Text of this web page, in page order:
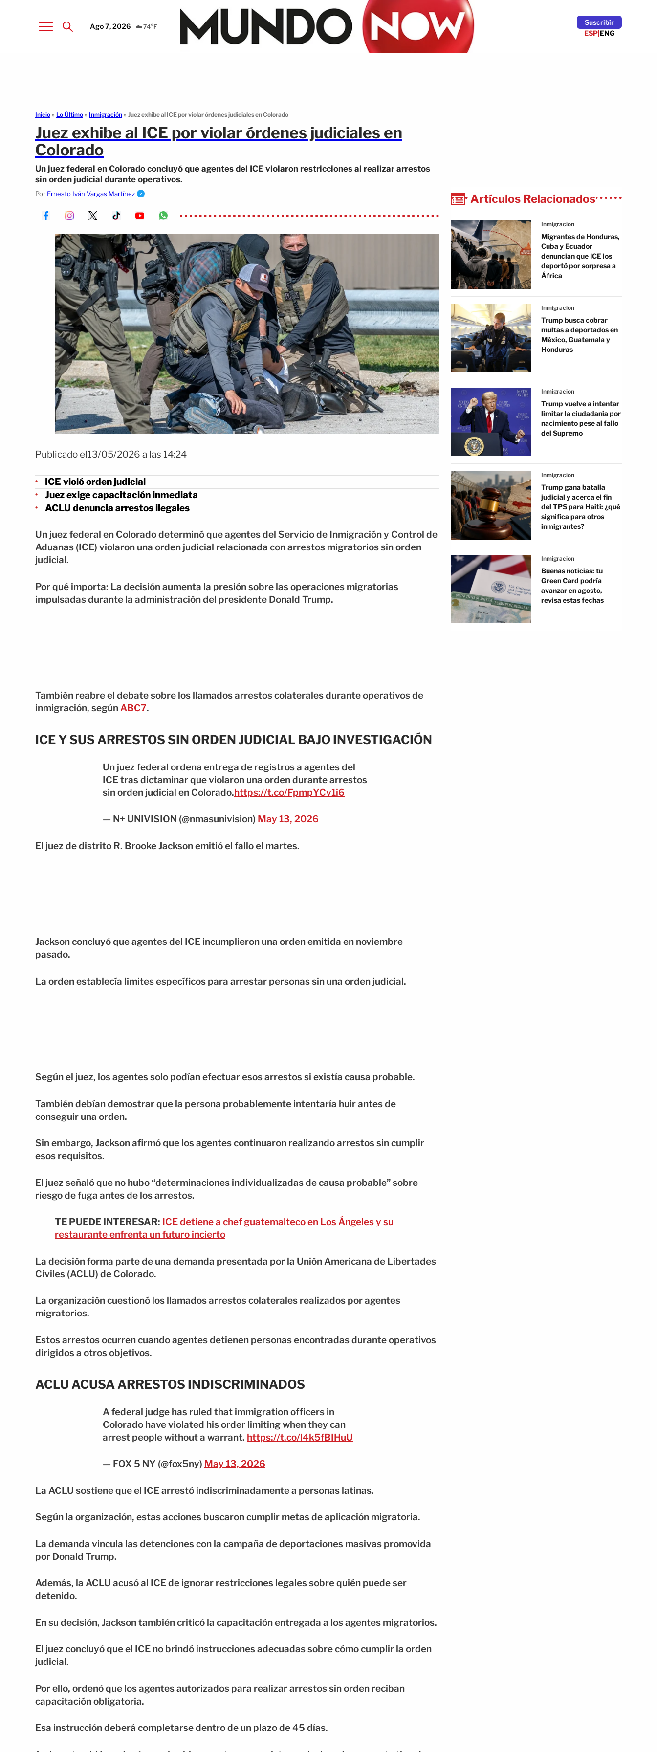
Ago 7, 2026 ☁️ 74°F
Suscribír
ESP|ENG
Inicio » Lo Último » Inmigración » Juez exhibe al ICE por violar órdenes judiciales en Colorado
Juez exhibe al ICE por violar órdenes judiciales en
Colorado
Un juez federal en Colorado concluyó que agentes del ICE violaron restricciones al realizar arrestos
sin orden judicial durante operativos.
Por Ernesto Iván Vargas Martínez
Publicado el13/05/2026 a las 14:24
ICE violó orden judicial
Juez exige capacitación inmediata
ACLU denuncia arrestos ilegales
Un juez federal en Colorado determinó que agentes del Servicio de Inmigración y Control de
Aduanas (ICE) violaron una orden judicial relacionada con arrestos migratorios sin orden
judicial.
Por qué importa: La decisión aumenta la presión sobre las operaciones migratorias
impulsadas durante la administración del presidente Donald Trump.
También reabre el debate sobre los llamados arrestos colaterales durante operativos de
inmigración, segúnABC7.
ICE Y SUS ARRESTOS SIN ORDEN JUDICIAL BAJO INVESTIGACIÓN
Un juez federal ordena entrega de registros a agentes del
ICE tras dictaminar que violaron una orden durante arrestos
sin orden judicial en Colorado.https://t.co/FpmpYCv1i6
— N+ UNIVISION (@nmasunivision) May 13, 2026
El juez de distrito R. Brooke Jackson emitió el fallo el martes.
Jackson concluyó que agentes del ICE incumplieron una orden emitida en noviembre
pasado.
La orden establecía límites específicos para arrestar personas sin una orden judicial.
Según el juez, los agentes solo podían efectuar esos arrestos si existía causa probable.
También debían demostrar que la persona probablemente intentaría huir antes de
conseguir una orden.
Sin embargo, Jackson afirmó que los agentes continuaron realizando arrestos sin cumplir
esos requisitos.
El juez señaló que no hubo “determinaciones individualizadas de causa probable” sobre
riesgo de fuga antes de los arrestos.
TE PUEDE INTERESAR: ICE detiene a chef guatemalteco en Los Ángeles y su
restaurante enfrenta un futuro incierto
La decisión forma parte de una demanda presentada por la Unión Americana de Libertades
Civiles (ACLU) de Colorado.
La organización cuestionó los llamados arrestos colaterales realizados por agentes
migratorios.
Estos arrestos ocurren cuando agentes detienen personas encontradas durante operativos
dirigidos a otros objetivos.
ACLU ACUSA ARRESTOS INDISCRIMINADOS
A federal judge has ruled that immigration officers in
Colorado have violated his order limiting when they can
arrest people without a warrant. https://t.co/l4k5fBIHuU
— FOX 5 NY (@fox5ny) May 13, 2026
La ACLU sostiene que el ICE arrestó indiscriminadamente a personas latinas.
Según la organización, estas acciones buscaron cumplir metas de aplicación migratoria.
La demanda vincula las detenciones con la campaña de deportaciones masivas promovida
por Donald Trump.
Además, la ACLU acusó al ICE de ignorar restricciones legales sobre quién puede ser
detenido.
En su decisión, Jackson también criticó la capacitación entregada a los agentes migratorios.
El juez concluyó que el ICE no brindó instrucciones adecuadas sobre cómo cumplir la orden
judicial.
Por ello, ordenó que los agentes autorizados para realizar arrestos sin orden reciban
capacitación obligatoria.
Esa instrucción deberá completarse dentro de un plazo de 45 días.
Artículos Relacionados
Inmigracion
Migrantes de Honduras,
Cuba y Ecuador
denuncian que ICE los
deportó por sorpresa a
África
Inmigracion
Trump busca cobrar
multas a deportados en
México, Guatemala y
Honduras
Inmigracion
Trump vuelve a intentar
limitar la ciudadanía por
nacimiento pese al fallo
del Supremo
Inmigracion
Trump gana batalla
judicial y acerca el fin
del TPS para Haití: ¿qué
significa para otros
inmigrantes?
Inmigracion
Buenas noticias: tu
Green Card podría
avanzar en agosto,
revisa estas fechas